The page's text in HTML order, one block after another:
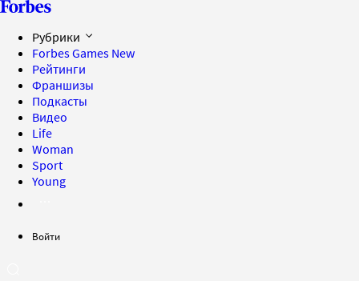
Рубрики
Forbes Games New
Рейтинги
Франшизы
Подкасты
Видео
Life
Woman
Sport
Young
Войти